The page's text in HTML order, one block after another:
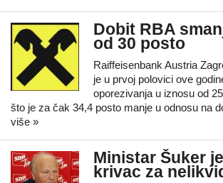
Dobit RBA
od 30 posto
Raiffeisenbank Austria
je u prvoj polovici ove
oporezivanja u iznosu od
što je za čak 34,4 posto manje u odnosu na
više »
Ministar Šuker
krivac za